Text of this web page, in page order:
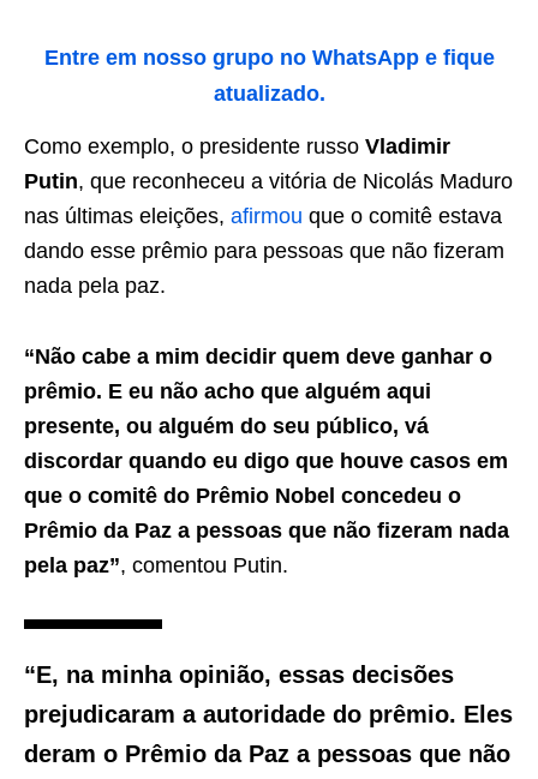
Entre em nosso grupo no WhatsApp e fique
atualizado.
Como exemplo, o presidente russo Vladimir
Putin, que reconheceu a vitória de Nicolás Maduro
nas últimas eleições, afirmou que o comitê estava
dando esse prêmio para pessoas que não fizeram
nada pela paz.
“Não cabe a mim decidir quem deve ganhar o
prêmio. E eu não acho que alguém aqui
presente, ou alguém do seu público, vá
discordar quando eu digo que houve casos em
que o comitê do Prêmio Nobel concedeu o
Prêmio da Paz a pessoas que não fizeram nada
pela paz”, comentou Putin.
“E, na minha opinião, essas decisões
prejudicaram a autoridade do prêmio. Eles
deram o Prêmio da Paz a pessoas que não